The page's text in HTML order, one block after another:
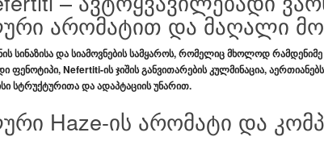
არომატით და მაღალი
სინაზისა და სიამოვნების სამყაროს, რომელიც მხოლოდ რამდენიმე
ფენოტიპი,Nefertiti-ის ჯიშის განვითარების კულმინაცია, აერთიანებს
სტრუქტურითა და ადაპტაციის უნარით.
Haze-ის არომატი და